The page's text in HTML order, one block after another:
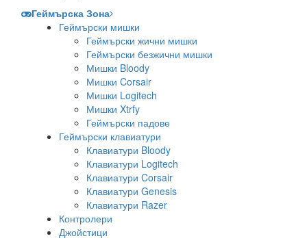
Геймърска Зона
Геймърски мишки
Геймърски жични мишки
Геймърски безжични мишки
Мишки Bloody
Мишки Corsair
Мишки Logitech
Мишки Xtrfy
Геймърски падове
Геймърски клавиатури
Клавиатури Bloody
Клавиатури Logitech
Клавиатури Corsair
Клавиатури Genesis
Клавиатури Razer
Контролери
Джойстици